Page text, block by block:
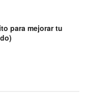
para mejorar tu